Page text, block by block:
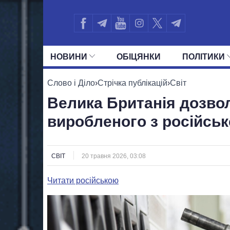
НОВИНИ ОБIЦЯНКИ ПОЛIТИКИ
УСІ ПОЛІТИКИ ПРЕЗИДЕНТ І ОФІС
Слово і Діло›Стрічка публікацій›Світ
Велика Британія
виробленого з
СВІТ 20 травня 2026, 03:08
Читати російською